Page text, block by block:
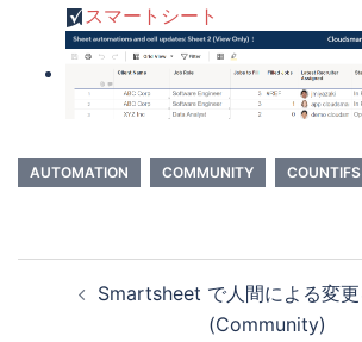
スマートシート
AUTOMATION COMMUNITY COUNTIFS
Smartsheet で人間による変
(Community)